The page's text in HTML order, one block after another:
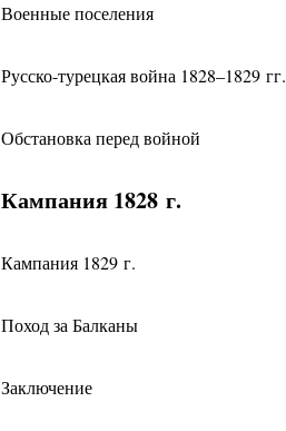
Военные поселения
Русско-турецкая война 1828–1829 гг.
Обстановка перед войной
Кампания 1828 г.
Кампания 1829 г.
Поход за Балканы
Заключение